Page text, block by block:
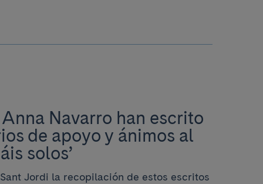
Navarro han escrito
de apoyo y ánimos al
solos’
Jordi la recopilación de estos escritos